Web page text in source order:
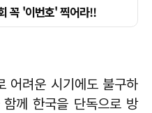
어려운 시기에도 불구하
께 한국을 단독으로 방